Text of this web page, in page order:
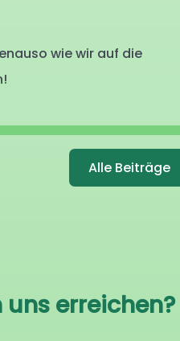
wie wir auf die
Alle Beiträge
erreichen?